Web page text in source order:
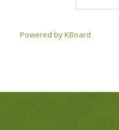
Powered by KBoard